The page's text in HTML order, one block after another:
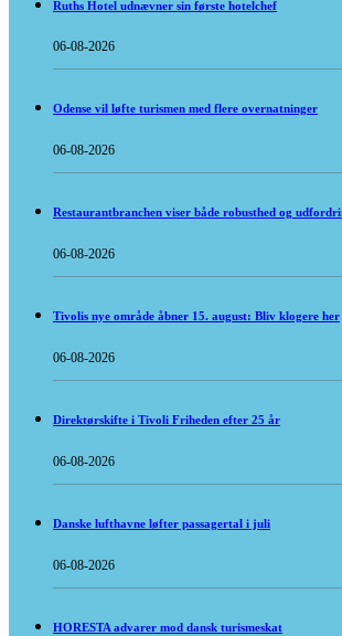
Ruths Hotel udnævner sin første hotelchef
06-08-2026
Odense vil løfte turismen med flere overnatninger
06-08-2026
Restaurantbranchen viser både robusthed og
06-08-2026
Tivolis nye område åbner 15. august: Bliv klogere her
06-08-2026
Direktørskifte i Tivoli Friheden efter 25 år
06-08-2026
Danske lufthavne løfter passagertal i juli
06-08-2026
HORESTA advarer mod dansk turismeskat